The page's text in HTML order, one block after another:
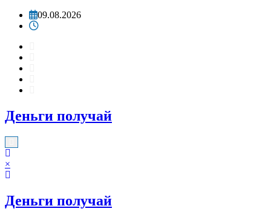
Перейти09.08.2026
Деньги получай
×
Деньги получай